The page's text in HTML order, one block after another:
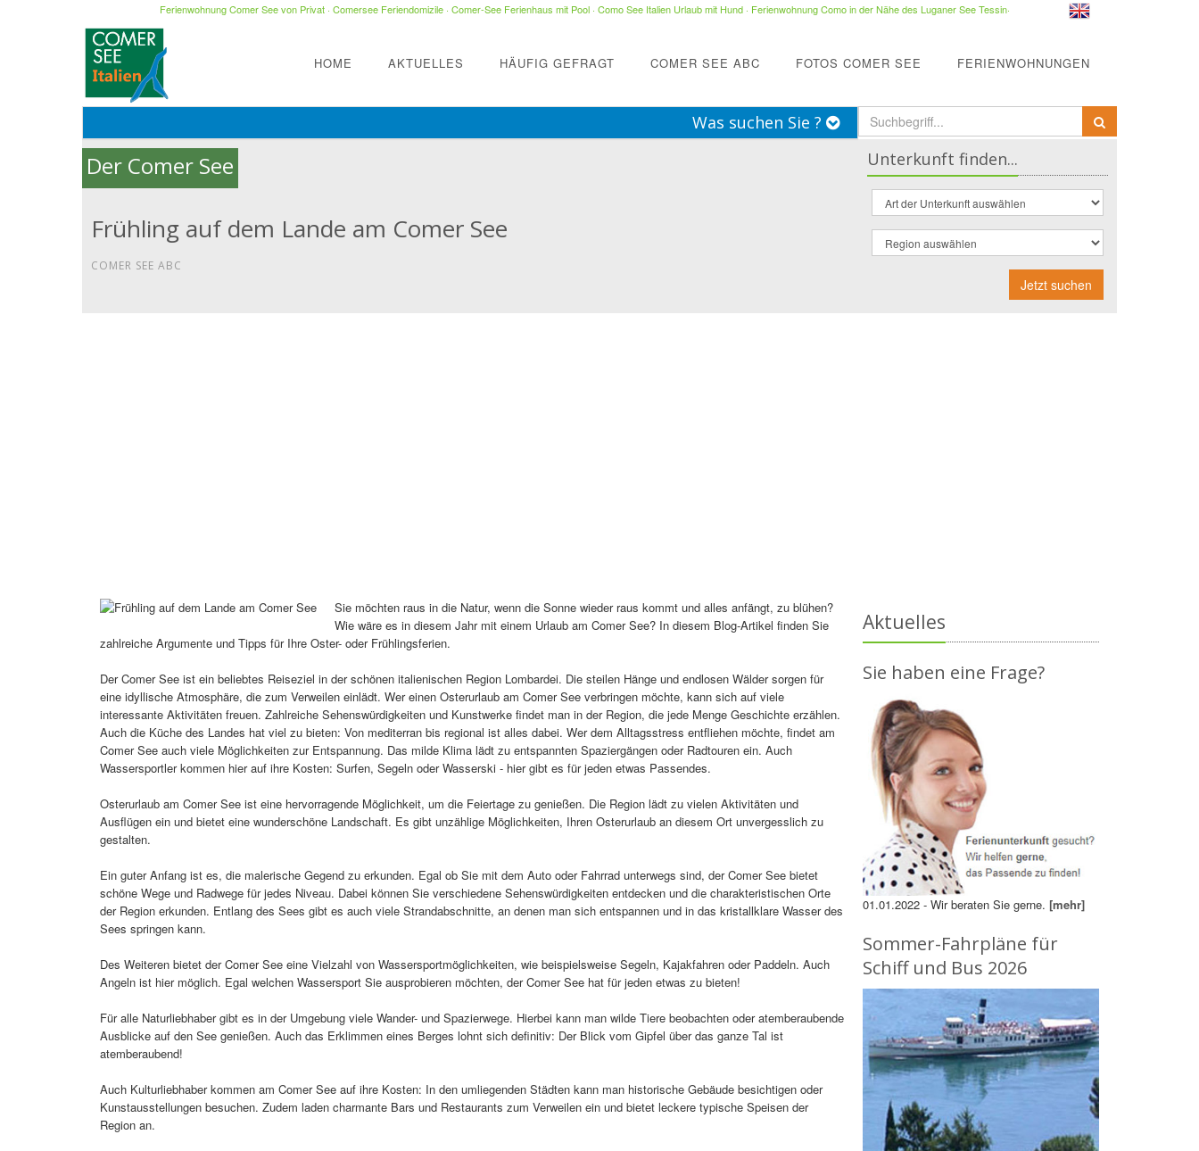
Ferienwohnung Comer See von Privat· Comersee Feriendomizile· Comer-See Ferienhaus mit Pool· Como See Italien Urlaub mit Hund· Ferienwohnung Como in der Nähe des Luganer See Tessin·
HOME AKTUELLES HÄUFIG GEFRAGT COMER SEE ABC FOTOS COMER SEE FERIENWOHNUNGEN
Was suchen Sie ?
Der Comer See
Frühling auf dem Lande am Comer See
COMER SEE ABC
Unterkunft finden...
Jetzt suchen
Sie möchten raus in die Natur, wenn die Sonne wieder raus kommt und alles anfängt, zu blühen?
Wie wäre es in diesem Jahr mit einem Urlaub am Comer See? In diesem Blog-Artikel finden Sie
zahlreiche Argumente und Tipps für Ihre Oster- oder Frühlingsferien.
Der Comer See ist ein beliebtes Reiseziel in der schönen italienischen Region Lombardei. Die steilen Hänge und endlosen Wälder sorgen für
eine idyllische Atmosphäre, die zum Verweilen einlädt. Wer einen Osterurlaub am Comer See verbringen möchte, kann sich auf viele
interessante Aktivitäten freuen. Zahlreiche Sehenswürdigkeiten und Kunstwerke findet man in der Region, die jede Menge Geschichte erzählen.
Auch die Küche des Landes hat viel zu bieten: Von mediterran bis regional ist alles dabei. Wer dem Alltagsstress entfliehen möchte, findet am
Comer See auch viele Möglichkeiten zur Entspannung. Das milde Klima lädt zu entspannten Spaziergängen oder Radtouren ein. Auch
Wassersportler kommen hier auf ihre Kosten: Surfen, Segeln oder Wasserski - hier gibt es für jeden etwas Passendes.
Osterurlaub am Comer See ist eine hervorragende Möglichkeit, um die Feiertage zu genießen. Die Region lädt zu vielen Aktivitäten und
Ausflügen ein und bietet eine wunderschöne Landschaft. Es gibt unzählige Möglichkeiten, Ihren Osterurlaub an diesem Ort unvergesslich zu
gestalten.
Ein guter Anfang ist es, die malerische Gegend zu erkunden. Egal ob Sie mit dem Auto oder Fahrrad unterwegs sind, der Comer See bietet
schöne Wege und Radwege für jedes Niveau. Dabei können Sie verschiedene Sehenswürdigkeiten entdecken und die charakteristischen Orte
der Region erkunden. Entlang des Sees gibt es auch viele Strandabschnitte, an denen man sich entspannen und in das kristallklare Wasser des
Sees springen kann.
Des Weiteren bietet der Comer See eine Vielzahl von Wassersportmöglichkeiten, wie beispielsweise Segeln, Kajakfahren oder Paddeln. Auch
Angeln ist hier möglich. Egal welchen Wassersport Sie ausprobieren möchten, der Comer See hat für jeden etwas zu bieten!
Für alle Naturliebhaber gibt es in der Umgebung viele Wander- und Spazierwege. Hierbei kann man wilde Tiere beobachten oder atemberaubende
Ausblicke auf den See genießen. Auch das Erklimmen eines Berges lohnt sich definitiv: Der Blick vom Gipfel über das ganze Tal ist
atemberaubend!
Auch Kulturliebhaber kommen am Comer See auf ihre Kosten: In den umliegenden Städten kann man historische Gebäude besichtigen oder
Kunstausstellungen besuchen. Zudem laden charmante Bars und Restaurants zum Verweilen ein und bietet leckere typische Speisen der
Region an.
Aktuelles
Sie haben eine Frage?
01.01.2022 - Wir beraten Sie gerne. [mehr]
Sommer-Fahrpläne für
Schiff und Bus 2026